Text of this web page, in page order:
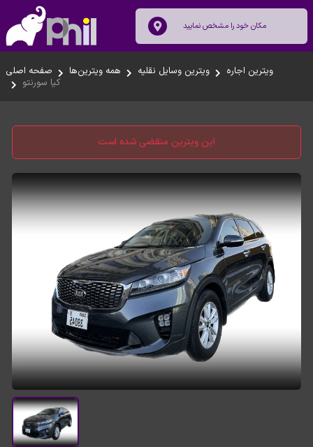
صفحه اصلی همه ویترین‌ها ویترین وسایل نقلیه
ویترین اجاره
کیا سورنتو
این ویترین منقضی شده است